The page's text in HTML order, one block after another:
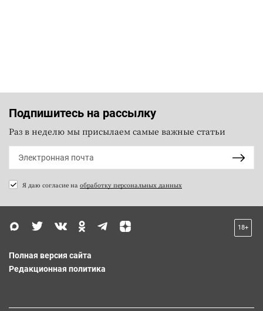
Подпишитесь на рассылку
Раз в неделю мы присылаем самые важные статьи
Я даю согласие на обработку персональных данных
18+
Полная версия сайта
Редакционная политика